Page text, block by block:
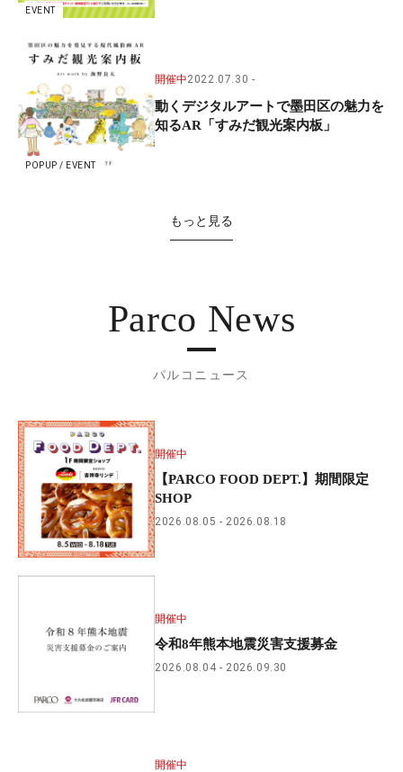
EVENT
POPUP / EVENT
開催中2022.07.30
動くデジタルアートで墨田区の魅力を
知るAR「すみだ観光案内板」
もっと見る
Parco News
パルコニュース
開催中
【PARCO FOOD DEPT.】期間限定
SHOP
2026.08.05 2026.08.18
開催中
令和8年熊本地震災害支援募金
2026.08.04 2026.09.30
開催中